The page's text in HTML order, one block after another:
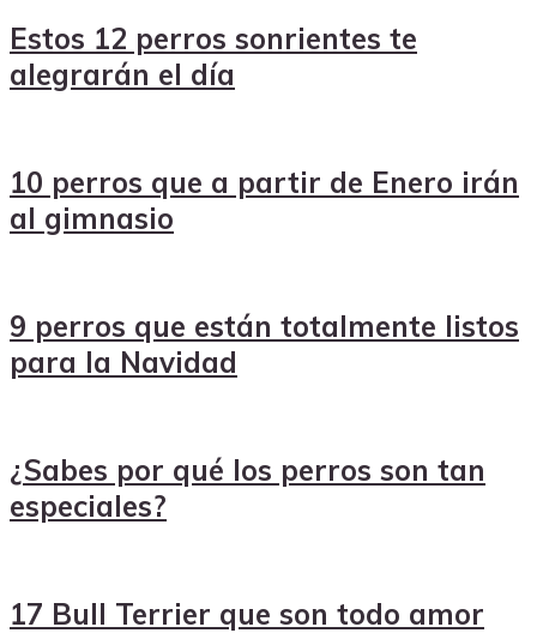
Estos 12 perros sonrientes te
alegrarán el día
10 perros que a partir de Enero irán
al gimnasio
9 perros que están totalmente listos
para la Navidad
¿Sabes por qué los perros son tan
especiales?
17 Bull Terrier que son todo amor